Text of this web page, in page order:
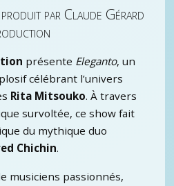
par Claude Gérard
présente Eleganto, un
célébrant l’univers
Rita Mitsouko. À travers
survoltée, ce show fait
du mythique duo
Chichin.
musiciens passionnés,